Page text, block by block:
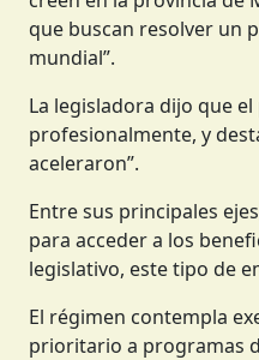
que buscan resolver un
mundial”.
La legisladora dijo que
profesionalmente, y
aceleraron”.
Entre sus principales
para acceder a los
legislativo, este tipo de
El régimen contempla
prioritario a programas